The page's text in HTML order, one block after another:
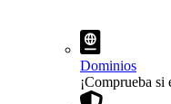
Dominios
¡Comprueba si